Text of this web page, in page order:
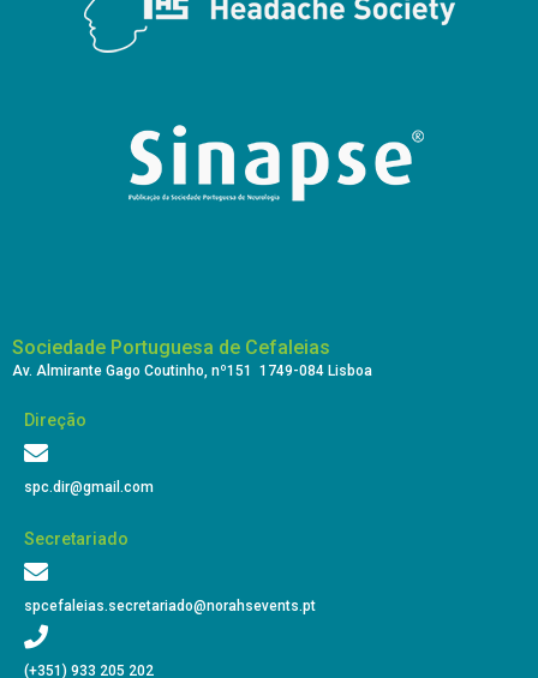
Sociedade Portuguesa de Cefaleias
Av. Almirante Gago Coutinho, nº151 1749-084 Lisboa
Direção
spc.dir@gmail.com
Secretariado
spcefaleias.secretariado@norahsevents.pt
(+351) 933 205 202